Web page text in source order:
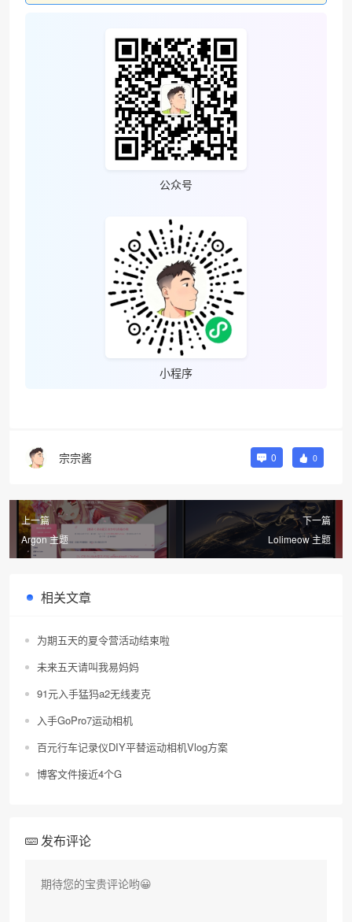
公众号
小程序
宗宗酱 0 0
上一篇
Argon 主题
下一篇
Lolimeow 主题
相关文章
为期五天的夏令营活动结束啦
未来五天请叫我易妈妈
91元入手猛犸a2无线麦克
入手GoPro7运动相机
百元行车记录仪DIY平替运动相机Vlog方案
博客文件接近4个G
发布评论